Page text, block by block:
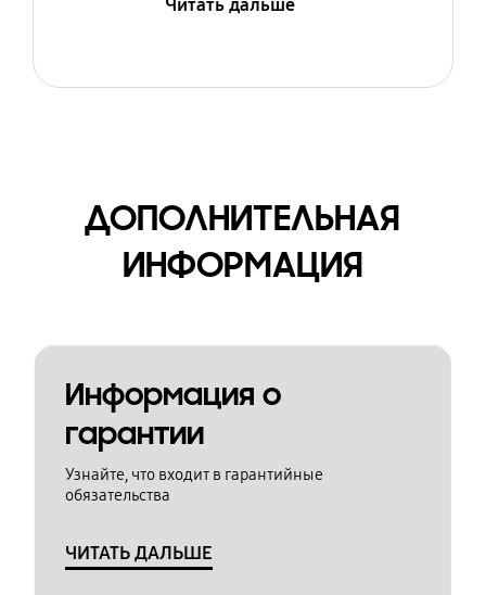
Читать дальше
ДОПОЛНИТЕЛЬНАЯ
ИНФОРМАЦИЯ
Информация о
гарантии
Узнайте, что входит в гарантийные
обязательства
ЧИТАТЬ ДАЛЬШЕ